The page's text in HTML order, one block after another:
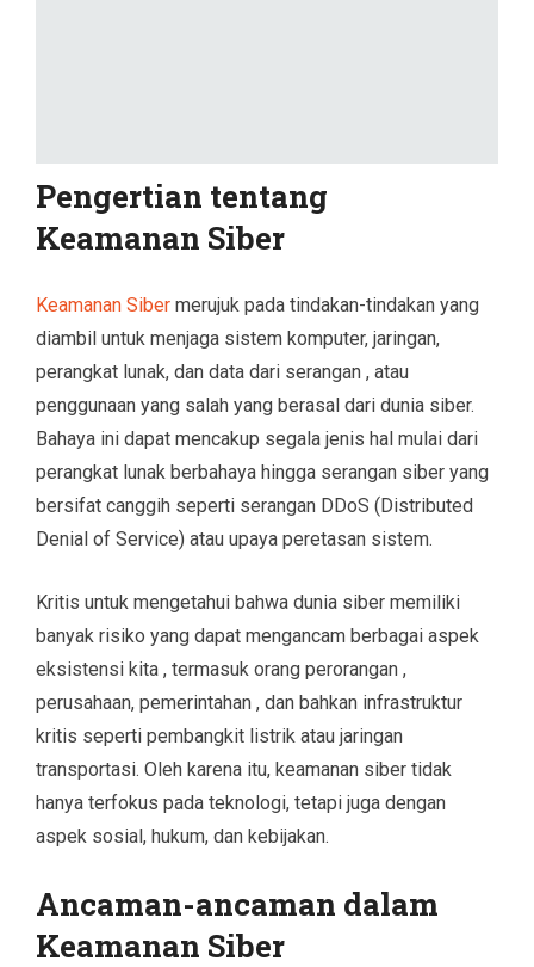
Pengertian tentang
Keamanan Siber
Keamanan Siber merujuk pada tindakan-tindakan yang
diambil untuk menjaga sistem komputer, jaringan,
perangkat lunak, dan data dari serangan , atau
penggunaan yang salah yang berasal dari dunia siber.
Bahaya ini dapat mencakup segala jenis hal mulai dari
perangkat lunak berbahaya hingga serangan siber yang
bersifat canggih seperti serangan DDoS (Distributed
Denial of Service) atau upaya peretasan sistem.
Kritis untuk mengetahui bahwa dunia siber memiliki
banyak risiko yang dapat mengancam berbagai aspek
eksistensi kita , termasuk orang perorangan ,
perusahaan, pemerintahan , dan bahkan infrastruktur
kritis seperti pembangkit listrik atau jaringan
transportasi. Oleh karena itu, keamanan siber tidak
hanya terfokus pada teknologi, tetapi juga dengan
aspek sosial, hukum, dan kebijakan.
Ancaman-ancaman dalam
Keamanan Siber